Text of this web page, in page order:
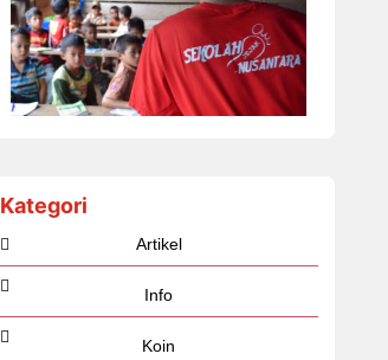
Kategori
Artikel
Info
Koin